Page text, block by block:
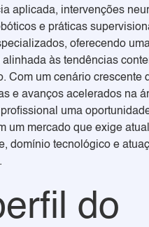
aplicada, intervenções
e práticas
oferecendo
alinhada às tendências
Com um cenário crescente
e avanços acelerados na
uma
um mercado que exige
domínio tecnológico e
do